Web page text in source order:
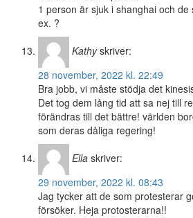
1 person är sjuk i shanghai och
ex. ?
Kathy skriver:
28 november, 2022 kl. 22:49
Bra jobb, vi måste stödja det
Det tog dem lång tid att sa nej till
förändras till det bättre! världen
som deras dåliga regering!
Ella skriver:
29 november, 2022 kl. 08:43
Jag tycker att de som protesterar
försöker. Heja protosterarna!!